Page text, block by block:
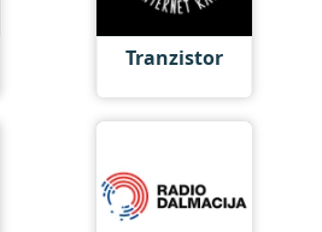
Tranzistor